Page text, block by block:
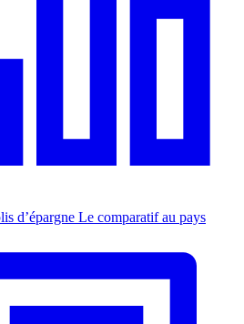
d’épargne Le comparatif au pays